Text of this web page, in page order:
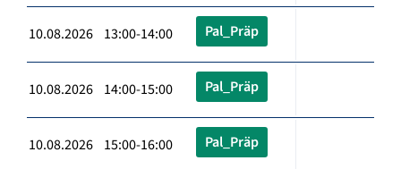
10.08.2026 13:00-14:00 Pal_Präp
10.08.2026 14:00-15:00 Pal_Präp
10.08.2026 15:00-16:00 Pal_Präp